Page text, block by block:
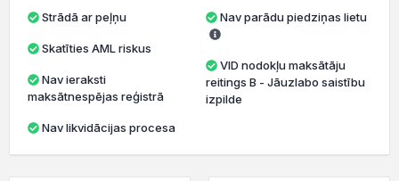
Strādā ar peļņu
Skatīties AML riskus
maksātnespējas reģistrā
Nav likvidācijas procesa
Nav parādu piedziņas lietu
VID nodokļu maksātāju
reitings B - Jāuzlabo saistību
izpilde